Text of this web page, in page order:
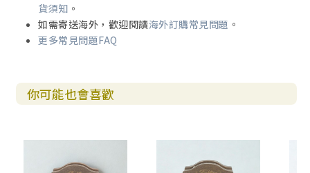
貨須知 。
如需寄送海外，歡迎閱讀海外訂購常見問題 。
更多常見問題FAQ
你可能也會喜歡